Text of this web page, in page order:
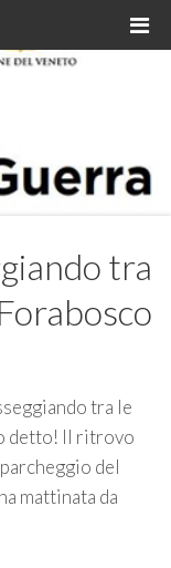
tra
tra le
detto! Il ritrovo
del
mattinata da